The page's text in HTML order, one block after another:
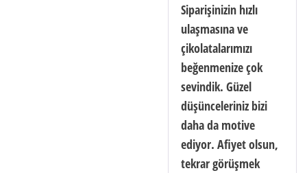
Siparişinizin hızlı
ulaşmasına ve
çikolatalarımızı
beğenmenize çok
sevindik. Güzel
düşünceleriniz bizi
daha da motive
ediyor. Afiyet olsun,
tekrar görüşmek